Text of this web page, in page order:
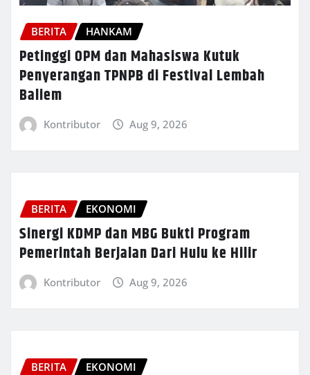
BERITA HANKAM
Petinggi OPM dan Mahasiswa Kutuk
Penyerangan TPNPB di Festival Lembah
Baliem
Kontributor Aug 9, 2026
BERITA EKONOMI
Sinergi KDMP dan MBG Bukti Program
Pemerintah Berjalan Dari Hulu ke Hilir
Kontributor Aug 9, 2026
BERITA EKONOMI